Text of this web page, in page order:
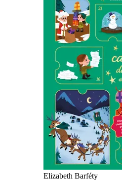
Elizabeth Barféty